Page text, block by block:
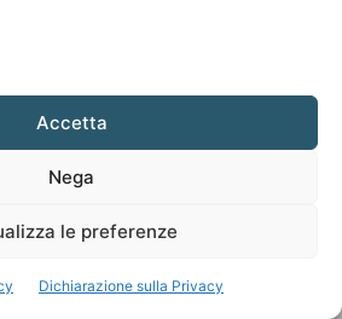
Accetta
Nega
le preferenze
Dichiarazione sulla Privacy